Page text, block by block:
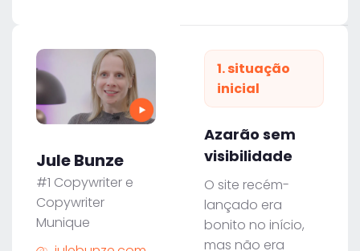
Jule Bunze
#1 Copywriter e
Copywriter
Munique
1. situação
inicial
Azarão sem
visibilidade
O site recém-
lançado era
bonito no início,
mas não era